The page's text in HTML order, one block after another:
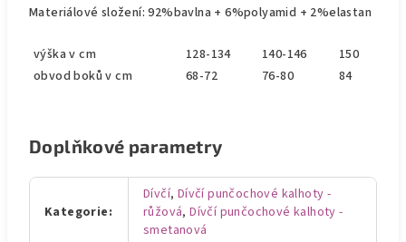
Materiálové složení: 92%bavlna + 6%polyamid + 2%elastan
výška v cm 128-134 140-146
150
obvod boků v cm
68-72 76-80 84
Doplňkové parametry
Kategorie:
Dívčí, Dívčí punčochové kalhoty -
růžová,Dívčí punčochové kalhoty -
smetanová